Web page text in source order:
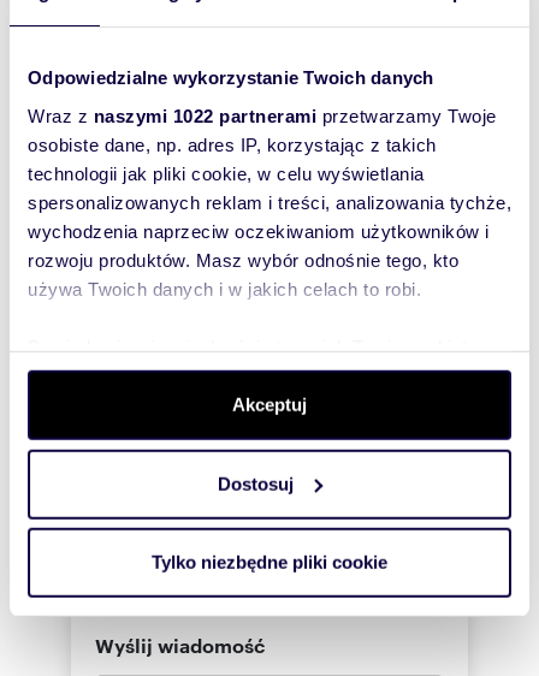
Odpowiedzialne wykorzystanie Twoich danych
Wraz z naszymi 1022 partnerami przetwarzamy Twoje
osobiste dane, np. adres IP, korzystając z takich
technologii jak pliki cookie, w celu wyświetlania
spersonalizowanych reklam i treści, analizowania tychże,
wychodzenia naprzeciw oczekiwaniom użytkowników i
rozwoju produktów. Masz wybór odnośnie tego, kto
używa Twoich danych i w jakich celach to robi.
dane są przetwarzane oraz ustaw własne preferencje w
. W Deklaracji plików cookie możesz
zmienić lub wycofać swoją zgodę w dowolnej chwili.
Wykorzystujemy pliki cookie do spersonalizowania treści
i reklam, aby oferować funkcje społecznościowe i
korzystasz z naszej witryny, udostępniamy partnerom
Partnerzy mogą połączyć te informacje z innymi danymi
otrzymanymi od Ciebie lub uzyskanymi podczas
Akceptuj
Dostosuj
Tylko niezbędne pliki cookie
Interesują mnie
podobne oferty
Chcę otrzymywać
informacje o
(rozwiń)
Administratorem danych
jest Domiporta Sp. z o.o.
Wyślij zapytanie
Wyślij wiadomość